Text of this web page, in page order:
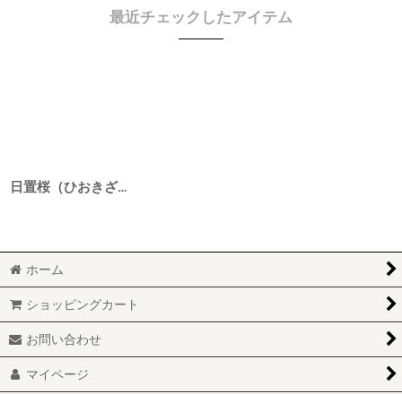
最近チェックしたアイテム
日置桜（ひおきざくら） 純米吟醸 特醸純米酒 6BY 1800ml
ホーム
ショッピングカート
お問い合わせ
マイページ